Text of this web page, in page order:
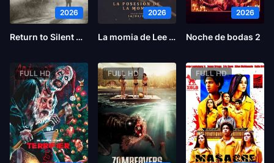
2026
Return to Silent Hill
2026
La momia de Lee Cronin
2026
Noche de bodas 2
FULL HD FULL HD FULL HD